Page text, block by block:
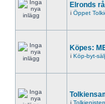
Elronds
i Öppet
Köpes:
i Köp-byt-sälj
i